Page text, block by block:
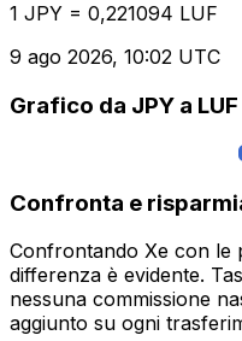
1 JPY = 0,221094 LUF
9 ago 2026, 10:02 UTC
Grafico da JPY a LUF
Confronta e
Confrontando Xe con le
differenza è evidente.
nessuna commissione
aggiunto su ogni